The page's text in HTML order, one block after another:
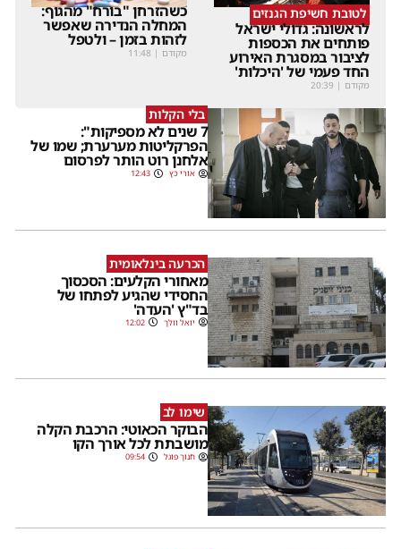
לטובת חשיפת הגנזים
לראשונה: גדולי ישראל
פותחים את הכספות
לציבור במסגרת האירוע
החד פעמי של 'היכלות'
מקודם |
20:39
כשהזרחן "בורח" מהגוף:
המחלה הנדירה שאפשר
לזהות בזמן – ולטפל
מקודם |
11:48
בלי הקלות
7 שנים לא מספיקות":
הפרקליטות מערערת; שמו של
אלחנן רוט הותר לפרסום
אורי כץ 12:43
הכרעה בינלאומית
מאחורי הקלעים: הסכסוך
החסידי שהגיע לפתחו של
בד"ץ 'העדה'
יואל וולך 12:02
שימו לב
הבוקר הכאוטי: הרכבת הקלה
מושבתת לכל אורך הקו
חנוך פוגל 09:54